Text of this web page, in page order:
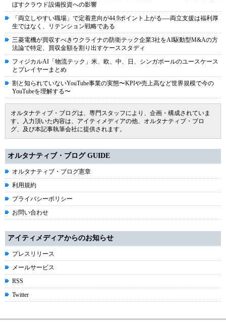
ぼすクラウド設備投資への影響
「両立しやすい職場」で定着意向が44.9ポイント上がる----両立支援は福利厚
生ではなく、リテンション戦略である
三菱電機が買収すべきウクライナの防衛テック企業3社をAI駆動型M&Aの方
法論で特定、買収金額を割り出すケーススタディ
フィジカルAI「物流テック」米、欧、中、日、シンガポールのユースケース
とプレイヤーまとめ
割と知られていないYouTube事業の実態〜KPIや売上高など世界規模で今の
YouTubeを理解する〜
オルタナティブ・ブログは、専門スタッフにより、企画・構成されていま
す。入力頂いた内容は、アイティメディアの他、オルタナティブ・ブロ
グ、及び本記事執筆会社に提供されます。
オルタナティブ・ブログ GUIDE
オルタナティブ・ブログ憲章
利用規約
プライバシーポリシー
お問い合わせ
アイティメディアからのお知らせ
プレスリリース
メールサービス
RSS
Twitter